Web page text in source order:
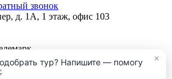
звонок
д. 1А, 1 этаж, офис 103
тур? Напишите — помогу
×